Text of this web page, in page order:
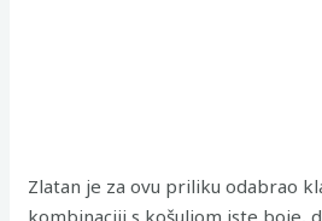
Zlatan je za ovu priliku odabrao